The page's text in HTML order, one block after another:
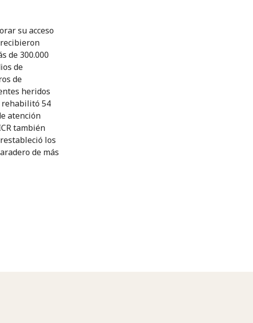
su acceso
de 300.000
de
de
heridos
rehabilitó 54
atención
también
los
de más